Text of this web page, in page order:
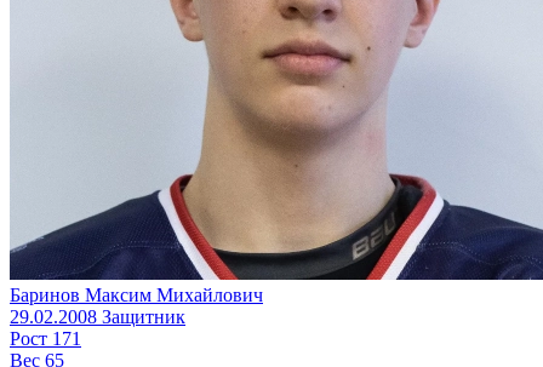
Баринов Максим Михайлович
29.02.2008 Защитник
Рост 171
Вес 65